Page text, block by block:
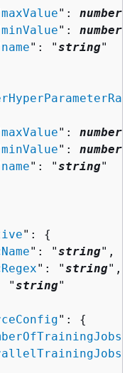
maxValue": number
minValue": number
name": "string"
maxValue": number
minValue": number
name": "string"
": {
": "string",
": "string",
"string"
": {